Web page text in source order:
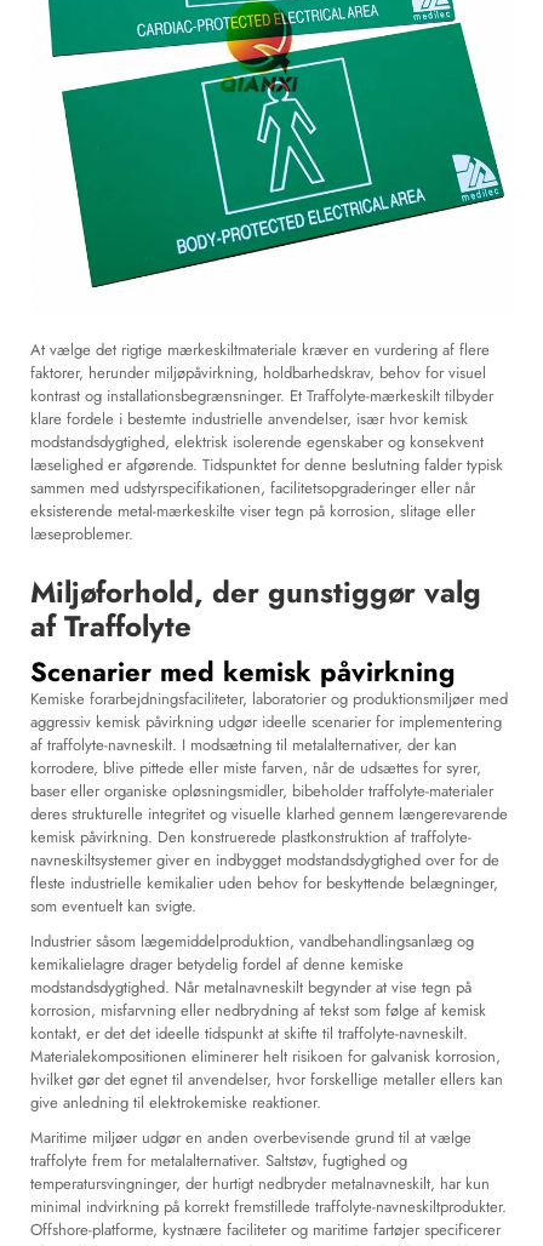
At vælge det rigtige mærkeskiltmateriale kræver en vurdering af flere
faktorer, herunder miljøpåvirkning, holdbarhedskrav, behov for visuel
kontrast og installationsbegrænsninger. Et Traffolyte-mærkeskilt tilbyder
klare fordele i bestemte industrielle anvendelser, især hvor kemisk
modstandsdygtighed, elektrisk isolerende egenskaber og konsekvent
læselighed er afgørende. Tidspunktet for denne beslutning falder typisk
sammen med udstyrspecifikationen, facilitetsopgraderinger eller når
eksisterende metal-mærkeskilte viser tegn på korrosion, slitage eller
læseproblemer.
Miljøforhold, der gunstiggør valg
af Traffolyte
Scenarier med kemisk påvirkning
Kemiske forarbejdningsfaciliteter, laboratorier og produktionsmiljøer med
aggressiv kemisk påvirkning udgør ideelle scenarier for implementering
af traffolyte-navneskilt. I modsætning til metalalternativer, der kan
korrodere, blive pittede eller miste farven, når de udsættes for syrer,
baser eller organiske opløsningsmidler, bibeholder traffolyte-materialer
deres strukturelle integritet og visuelle klarhed gennem længerevarende
kemisk påvirkning. Den konstruerede plastkonstruktion af traffolyte-
navneskiltsystemer giver en indbygget modstandsdygtighed over for de
fleste industrielle kemikalier uden behov for beskyttende belægninger,
som eventuelt kan svigte.
Industrier såsom lægemiddelproduktion, vandbehandlingsanlæg og
kemikalielagre drager betydelig fordel af denne kemiske
modstandsdygtighed. Når metalnavneskilt begynder at vise tegn på
korrosion, misfarvning eller nedbrydning af tekst som følge af kemisk
kontakt, er det det ideelle tidspunkt at skifte til traffolyte-navneskilt.
Materialekompositionen eliminerer helt risikoen for galvanisk korrosion,
hvilket gør det egnet til anvendelser, hvor forskellige metaller ellers kan
give anledning til elektrokemiske reaktioner.
Maritime miljøer udgør en anden overbevisende grund til at vælge
traffolyte frem for metalalternativer. Saltstøv, fugtighed og
temperatursvingninger, der hurtigt nedbryder metalnavneskilt, har kun
minimal indvirkning på korrekt fremstillede traffolyte-navneskiltprodukter.
Offshore-platforme, kystnære faciliteter og maritime fartøjer specificerer